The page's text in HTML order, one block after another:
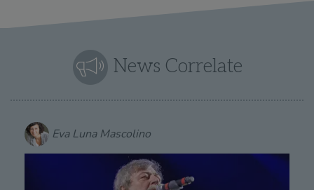
News Correlate
Eva Luna Mascolino